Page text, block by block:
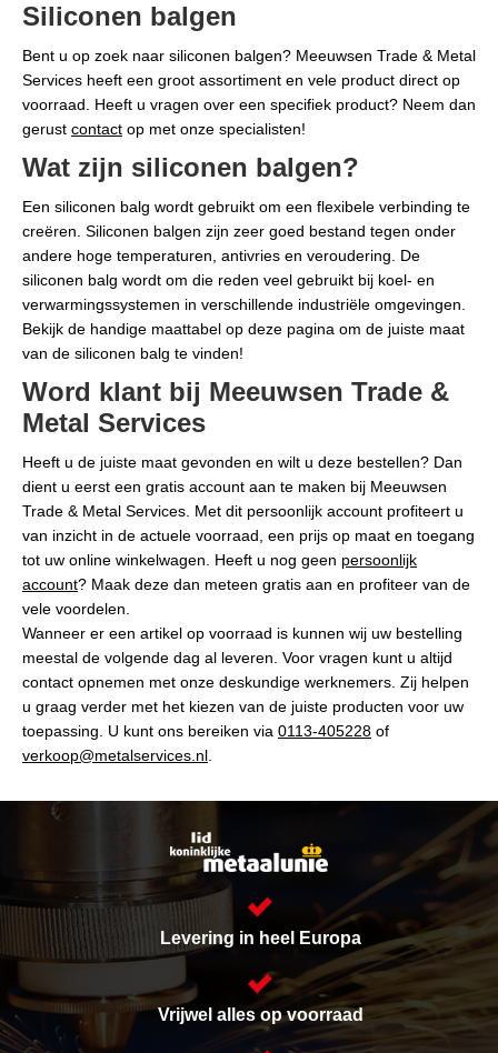
Siliconen balgen
Bent u op zoek naar siliconen balgen? Meeuwsen Trade & Metal
Services heeft een groot assortiment en vele product direct op
voorraad. Heeft u vragen over een specifiek product? Neem dan
gerust contact op met onze specialisten!
Wat zijn siliconen balgen?
Een siliconen balg wordt gebruikt om een flexibele verbinding te
creëren. Siliconen balgen zijn zeer goed bestand tegen onder
andere hoge temperaturen, antivries en veroudering. De
siliconen balg wordt om die reden veel gebruikt bij koel- en
verwarmingssystemen in verschillende industriële omgevingen.
Bekijk de handige maattabel op deze pagina om de juiste maat
van de siliconen balg te vinden!
Word klant bij Meeuwsen Trade &
Metal Services
Heeft u de juiste maat gevonden en wilt u deze bestellen? Dan
dient u eerst een gratis account aan te maken bij Meeuwsen
Trade & Metal Services. Met dit persoonlijk account profiteert u
van inzicht in de actuele voorraad, een prijs op maat en toegang
tot uw online winkelwagen. Heeft u nog geen persoonlijk
account? Maak deze dan meteen gratis aan en profiteer van de
vele voordelen.
Wanneer er een artikel op voorraad is kunnen wij uw bestelling
meestal de volgende dag al leveren. Voor vragen kunt u altijd
contact opnemen met onze deskundige werknemers. Zij helpen
u graag verder met het kiezen van de juiste producten voor uw
toepassing. U kunt ons bereiken via 0113-405228 of
verkoop@metalservices.nl
Levering in heel Europa
Vrijwel alles op voorraad